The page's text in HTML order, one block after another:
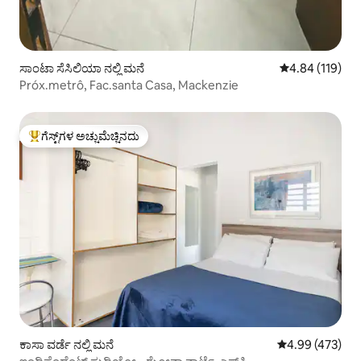
ಸಾಂಟಾ ಸೆಸಿಲಿಯಾ ನಲ್ಲಿ ಮನೆ 5 ರಲ್ಲಿ 4.84
4.84 (119)
Próx.metrô, Fac.santa Casa, Mackenzie
ಗೆಸ್ಟ್‌ಗಳಿಗೆ ಅತಿ ಹೆಚ್ಚು ಅಚ್ಚುಮೆಚ್ಚಿನದು
ಗೆಸ್ಟ್‌ಗಳ ಅಚ್ಚುಮೆಚ್ಚಿನದು
ಕಾಸಾ ವರ್ಡೆ ನಲ್ಲಿ ಮನೆ 5 ರಲ್ಲಿ 4.99
4.99 (473)